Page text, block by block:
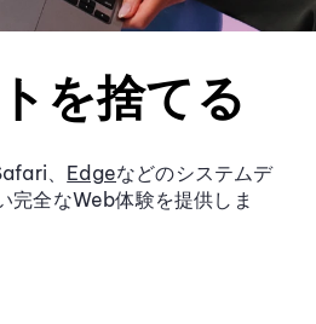
を捨てる
、 Edgeなどのシステムデ
完全なWeb体験を提供しま